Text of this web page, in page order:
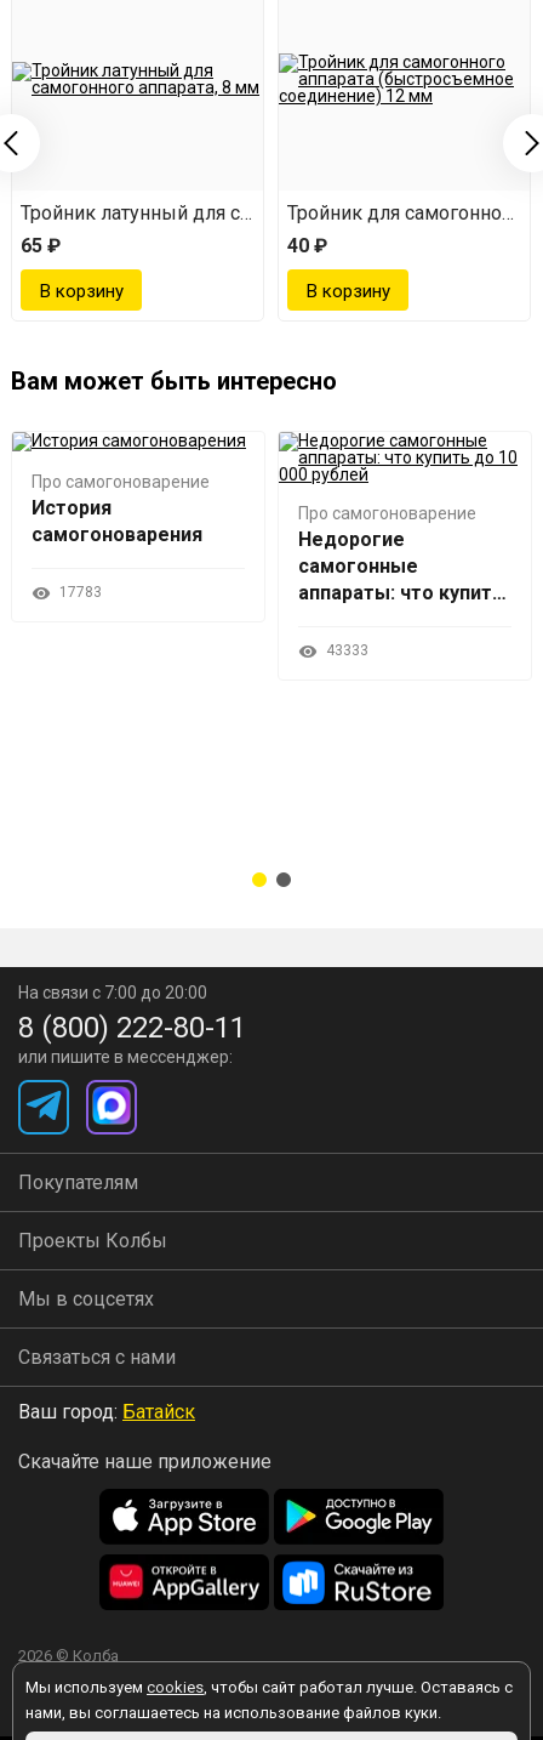
аппарата, 12 мм
Тройник латунный для самогонного аппарата, 8 мм
65 ₽
Тройник для самогонного
40 ₽
Вам может быть интересно
Про самогоноварение
История
самогоноварения
17783
Про самогоноварение
Недорогие
самогонные
аппараты: что купить
43333
Мы используем cookies, чтобы сайт работал лучше. Оставаясь с
нами, вы соглашаетесь на использование файлов куки.
На связи с 7:00 до 20:00
8 (800) 222-80-11
или пишите в мессенджер:
Покупателям
Проекты Колбы
Мы в соцсетях
Связаться с нами
Ваш город: Батайск
Скачайте наше приложение
2026 © Колба